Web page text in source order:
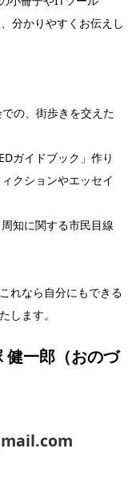
分かりやすくお伝えし
の、街歩きを交えた
ガイドブック」作り
クションやエッセイ
知に関する市民目線
れなら自分にもできる
します。
健一郎（おのづ